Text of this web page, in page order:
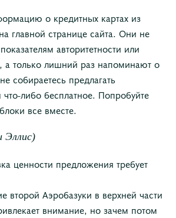
о кредитных картах из
главной странице сайта. Они не
авторитетности или
а только лишний раз напоминают о
собираетесь предлагать
что-либо бесплатное. Попробуйте
все вместе.
Эллис)
ценности предложения требует
второй Аэробазуки в верхней части
внимание, но зачем потом